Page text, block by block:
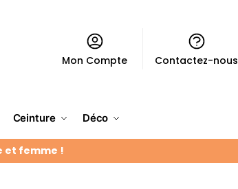
Mon Compte Contactez-nous
Ceinture Déco
et femme !